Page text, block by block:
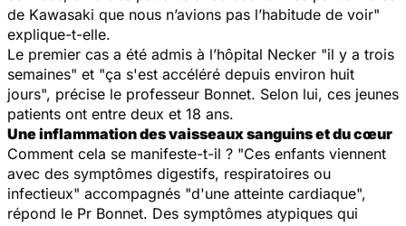
de Kawasaki que nous n’avions pas l’habitude de voir"
explique-t-elle.
Le premier cas a été admis à l’hôpital Necker "il y a trois
semaines" et "ça s'est accéléré depuis environ huit
jours", précise le professeur Bonnet. Selon lui, ces jeunes
patients ont entre deux et 18 ans.
Une inflammation des vaisseaux sanguins et du cœur
Comment cela se manifeste-t-il ? "Ces enfants viennent
avec des symptômes digestifs, respiratoires ou
infectieux" accompagnés "d'une atteinte cardiaque",
répond le Pr Bonnet. Des symptômes atypiques qui